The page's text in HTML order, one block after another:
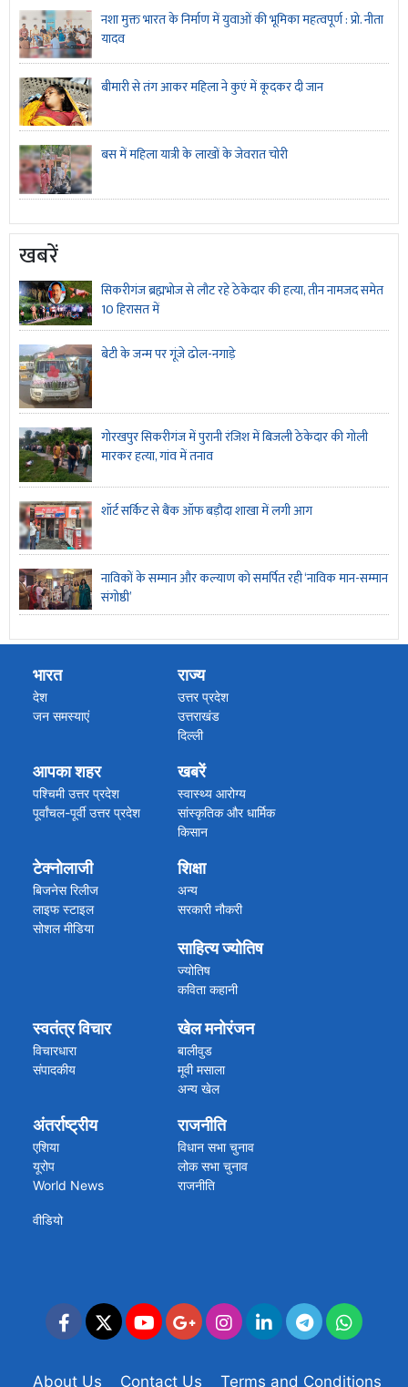
नशा मुक्त भारत के निर्माण में युवाओं की भूमिका महत्वपूर्ण : प्रो. नीता
यादव
बीमारी से तंग आकर महिला ने कुएं में कूदकर दी जान
बस में महिला यात्री के लाखों के जेवरात चोरी
खबरें
सिकरीगंज ब्रह्मभोज से लौट रहे ठेकेदार की हत्या, तीन नामजद समेत
10 हिरासत में
बेटी के जन्म पर गूंजे ढोल-नगाड़े
गोरखपुर सिकरीगंज में पुरानी रंजिश में बिजली ठेकेदार की गोली
मारकर हत्या, गांव में तनाव
शॉर्ट सर्किट से बैंक ऑफ बड़ौदा शाखा में लगी आग
नाविकों के सम्मान और कल्याण को समर्पित रही ‘नाविक मान-सम्मान
संगोष्ठी’
भारत
देश
जन समस्याएं
राज्य
उत्तर प्रदेश
उत्तराखंड
दिल्ली
मध्य प्रदेश
महाराष्ट्र गोवा
राजस्थान
बिहार झारखंड
असम हिमाचल प्रदेश
अन्य राज्य
आपका शहर
पश्चिमी उत्तर प्रदेश
पूर्वांचल-पूर्वी उत्तर प्रदेश
खबरें
स्वास्थ्य आरोग्य
सांस्कृतिक और धार्मिक
किसान
कारोबार
ब्रेकिंग न्यूज
विग्यान खबरें
टेक्नोलाजी
बिजनेस रिलीज
लाइफ स्टाइल
सोशल मीडिया
शिक्षा
अन्य
सरकारी नौकरी
साहित्य ज्योतिष
ज्योतिष
कविता कहानी
स्वतंत्र विचार
विचारधारा
संपादकीय
खेल मनोरंजन
बालीवुड
मूवी मसाला
अन्य खेल
अंतर्राष्ट्रीय
एशिया
यूरोप
World News
राजनीति
विधान सभा चुनाव
लोक सभा चुनाव
राजनीति
वीडियो
About Us Contact Us Terms and Conditions